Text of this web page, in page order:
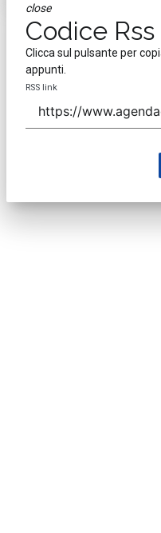
close
Codice Rss
Clicca sul pulsante per
appunti.
RSS link